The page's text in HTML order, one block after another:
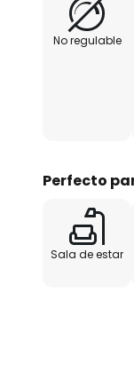
No regulable
Perfecto
Sala de estar